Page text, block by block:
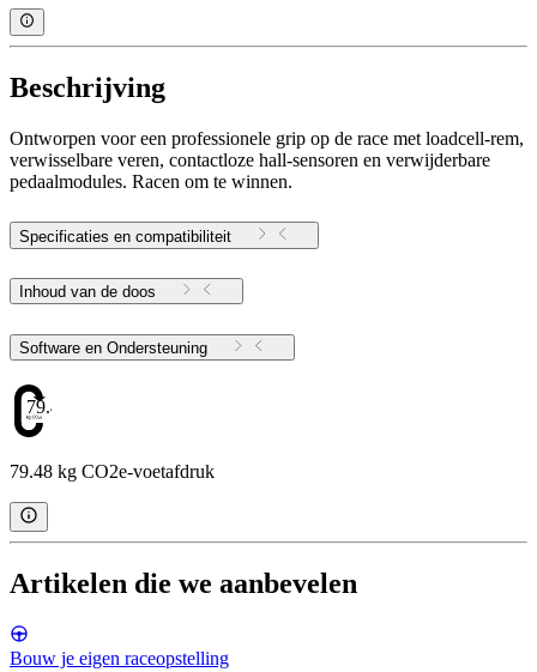
Beschrijving
Ontworpen voor een professionele grip op de race met loadcell-rem,
verwisselbare veren, contactloze hall-sensoren en verwijderbare
pedaalmodules. Racen om te winnen.
Specificaties en compatibiliteit
Inhoud van de doos
Software en Ondersteuning
79.48
79.48 kg CO2e-voetafdruk
Artikelen die we aanbevelen
Bouw je eigen raceopstelling